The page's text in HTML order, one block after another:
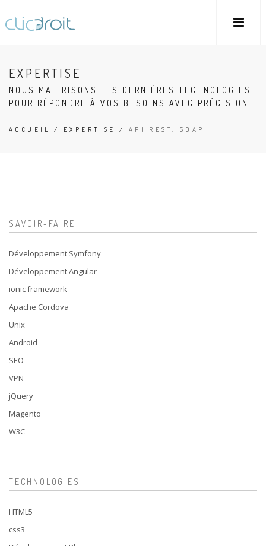
EXPERTISE
NOUS MAITRISONS LES DERNIÈRES TECHNOLOGIES
POUR RÉPONDRE À VOS BESOINS AVEC PRÉCISION.
ACCUEIL / EXPERTISE / API REST, SOAP
SAVOIR-FAIRE
Développement Symfony
Développement Angular
ionic framework
Apache Cordova
Unix
Android
SEO
VPN
jQuery
Magento
W3C
TECHNOLOGIES
HTML5
css3